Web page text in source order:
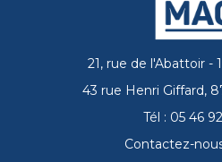
21, rue de l'Abattoir -
43 rue Henri Giffard,
Tél : 05 46
Contactez-